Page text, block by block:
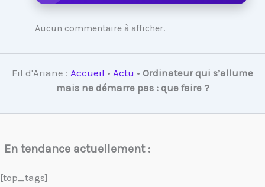
Aucun commentaire à afficher.
Fil d'Ariane : Accueil • Actu • Ordinateur qui s’allume
mais ne démarre pas : que faire ?
En tendance actuellement :
[top_tags]